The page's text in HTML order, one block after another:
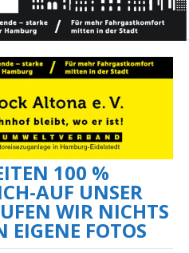
100 %
AUF UNSER
WIR NICHTS
FOTOS